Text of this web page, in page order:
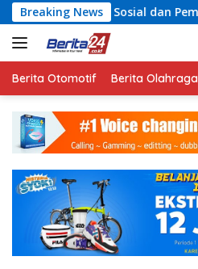
Langsung
ke
konten
Breaking News
dan Pembangunan Daerah
Berita Otomotif Berita Olahraga